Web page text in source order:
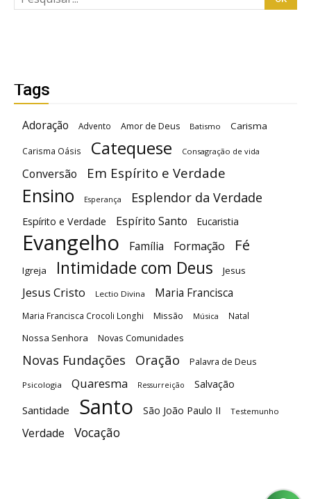
Tags
Adoração Advento Amor de Deus Batismo Carisma
Carisma Oásis Catequese Consagração de vida
Conversão Em Espírito e Verdade
Ensino Esperança Esplendor da Verdade
Espírito e Verdade Espírito Santo Eucaristia
Evangelho Família Formação Fé
Igreja Intimidade com Deus Jesus
Jesus Cristo Lectio Divina Maria Francisca
Maria Francisca Crocoli Longhi Missão Música Natal
Nossa Senhora Novas Comunidades
Novas Fundações Oração Palavra de Deus
Psicologia Quaresma Ressurreição Salvação
Santidade Santo São João Paulo II Testemunho
Verdade Vocação